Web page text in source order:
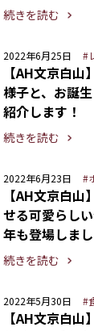
続きを読む
2022年6月25日 #
【AH文京白
様子と、お誕
紹介します！
続きを読む
2022年6月23日 #
【AH文京白
せる可愛らし
年も登場しま
続きを読む
2022年5月30日 #
【AH文京白山